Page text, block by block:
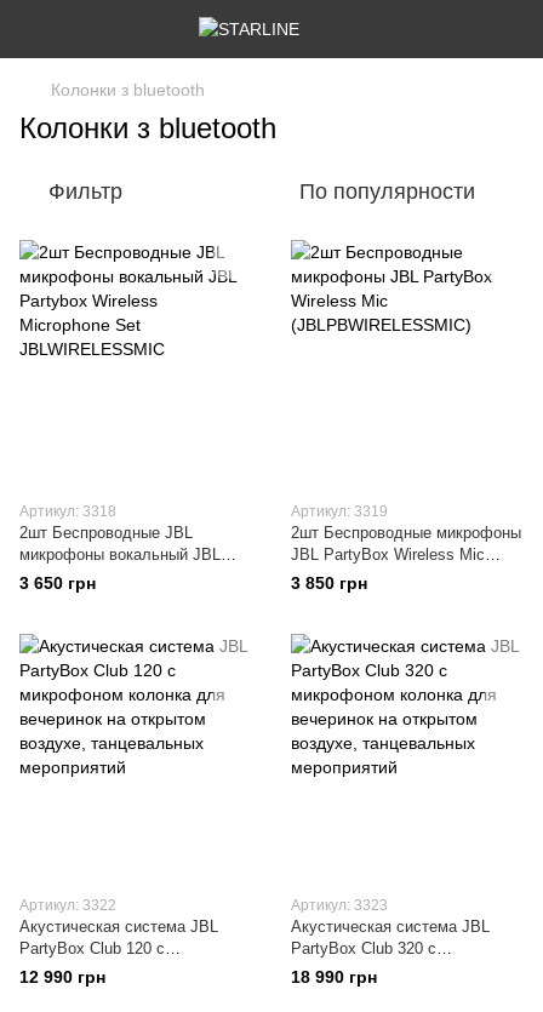
Колонки з bluetooth
Колонки з bluetooth
Фильтр По популярности
Артикул: 3318
2шт Беспроводные JBL
микрофоны вокальный JBL
Partybox Wireless Microphone
Set JBLWIRELESSMIC
3 650 грн
Артикул: 3319
2шт Беспроводные микрофоны
JBL PartyBox Wireless Mic
(JBLPBWIRELESSMIC)
3 850 грн
Артикул: 3322
Акустическая система JBL
PartyBox Club 120 с
микрофоном колонка для
вечеринок на открытом
12 990 грн
Артикул: 3323
Акустическая система JBL
PartyBox Club 320 с
микрофоном колонка для
вечеринок на открытом
18 990 грн